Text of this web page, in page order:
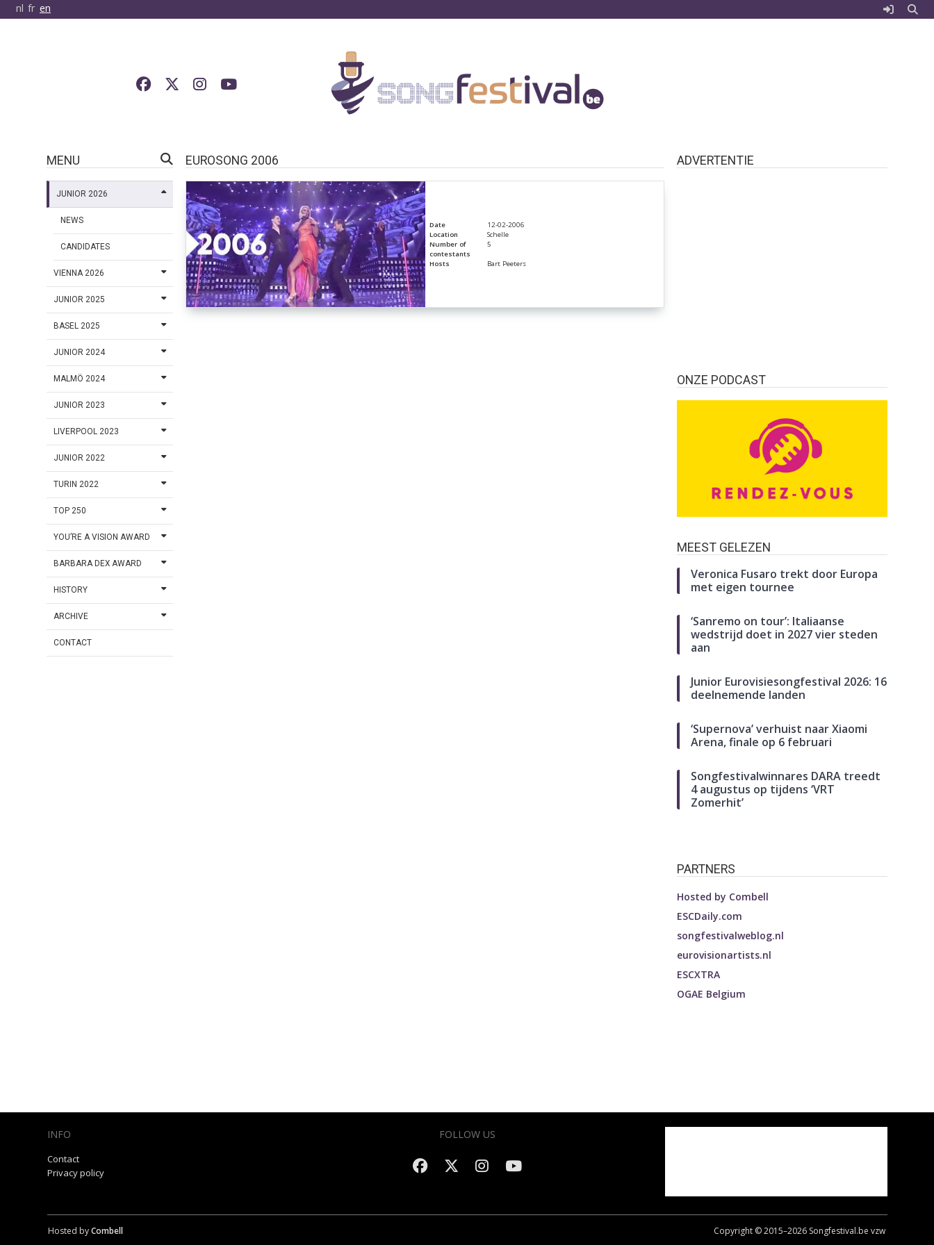
nl fr en
MENU
JUNIOR 2026
NEWS
CANDIDATES
VIENNA 2026
JUNIOR 2025
BASEL 2025
JUNIOR 2024
MALMÖ 2024
JUNIOR 2023
LIVERPOOL 2023
JUNIOR 2022
TURIN 2022
TOP 250
YOU’RE A VISION AWARD
BARBARA DEX AWARD
HISTORY
ARCHIVE
CONTACT
EUROSONG 2006
Date
12-02-2006
Location
Schelle
Number of
contestants
5
Hosts Bart Peeters
ADVERTENTIE
ONZE PODCAST
MEEST GELEZEN
Veronica Fusaro trekt door Europa
met eigen tournee
‘Sanremo on tour’: Italiaanse
wedstrijd doet in 2027 vier steden
aan
Junior Eurovisiesongfestival 2026: 16
deelnemende landen
‘Supernova’ verhuist naar Xiaomi
Arena, finale op 6 februari
Songfestivalwinnares DARA treedt
4 augustus op tijdens ‘VRT
Zomerhit’
PARTNERS
Hosted by Combell
ESCDaily.com
songfestivalweblog.nl
eurovisionartists.nl
ESCXTRA
OGAE Belgium
INFO
Contact
Privacy policy
FOLLOW US
Hosted byCombell Copyright © 2015–2026 Songfestival.be vzw